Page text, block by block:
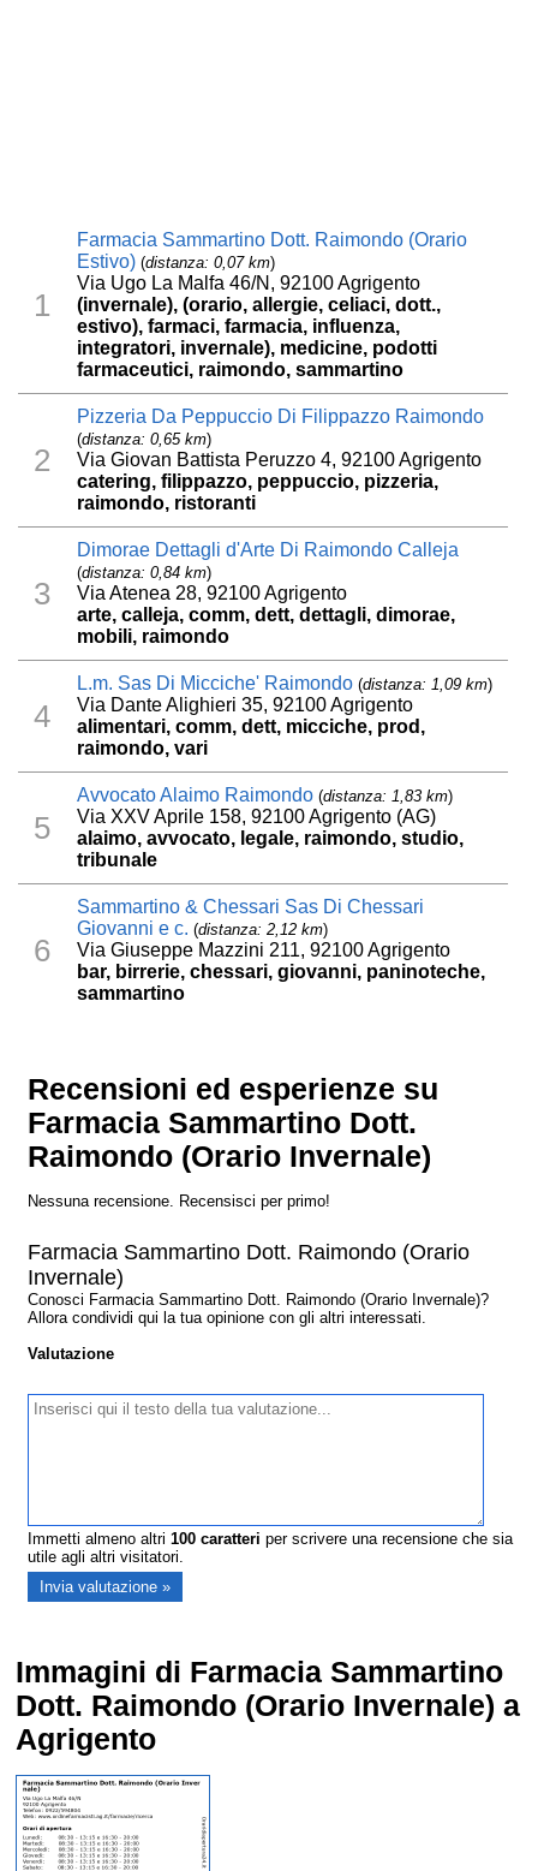
1
Farmacia Sammartino Dott. Raimondo (Orario
Estivo) (distanza: 0,07 km)
Via Ugo La Malfa 46/N, 92100 Agrigento
(invernale), (orario, allergie, celiaci, dott.,
estivo), farmaci, farmacia, influenza,
integratori, invernale), medicine, podotti
farmaceutici, raimondo, sammartino
2
Pizzeria Da Peppuccio Di Filippazzo Raimondo
(distanza: 0,65 km)
Via Giovan Battista Peruzzo 4, 92100 Agrigento
catering, filippazzo, peppuccio, pizzeria,
raimondo, ristoranti
3
Dimorae Dettagli d'Arte Di Raimondo Calleja
(distanza: 0,84 km)
Via Atenea 28, 92100 Agrigento
arte, calleja, comm, dett, dettagli, dimorae,
mobili, raimondo
4
L.m. Sas Di Micciche' Raimondo (distanza: 1,09 km)
Via Dante Alighieri 35, 92100 Agrigento
alimentari, comm, dett, micciche, prod,
raimondo, vari
5
Avvocato Alaimo Raimondo (distanza: 1,83 km)
Via XXV Aprile 158, 92100 Agrigento (AG)
alaimo, avvocato, legale, raimondo, studio,
tribunale
6
Sammartino & Chessari Sas Di Chessari
Giovanni e c. (distanza: 2,12 km)
Via Giuseppe Mazzini 211, 92100 Agrigento
bar, birrerie, chessari, giovanni, paninoteche,
sammartino
Recensioni ed esperienze su
Farmacia Sammartino Dott.
Raimondo (Orario Invernale)
Nessuna recensione. Recensisci per primo!
Farmacia Sammartino Dott. Raimondo (Orario
Invernale)
Conosci Farmacia Sammartino Dott. Raimondo (Orario Invernale)?
Allora condividi qui la tua opinione con gli altri interessati.
Valutazione
Immetti almeno altri100 caratteri per scrivere una recensione che sia
utile agli altri visitatori.
Immagini di Farmacia Sammartino
Dott. Raimondo (Orario Invernale) a
Agrigento